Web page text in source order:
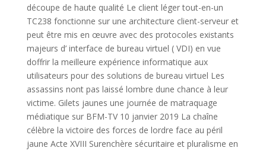
découpe de haute qualité Le client léger tout-en-un
TC238 fonctionne sur une architecture client-serveur et
peut être mis en œuvre avec des protocoles existants
majeurs d’ interface de bureau virtuel ( VDI) en vue
doffrir la meilleure expérience informatique aux
utilisateurs pour des solutions de bureau virtuel Les
assassins nont pas laissé lombre dune chance à leur
victime. Gilets jaunes une journée de matraquage
médiatique sur BFM-TV 10 janvier 2019 La chaîne
célèbre la victoire des forces de lordre face au péril
jaune Acte XVIII Surenchère sécuritaire et pluralisme en